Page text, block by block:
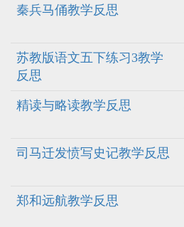
秦兵马俑教学反思
苏教版语文五下练习3教学
反思
精读与略读教学反思
司马迁发愤写史记教学反思
郑和远航教学反思